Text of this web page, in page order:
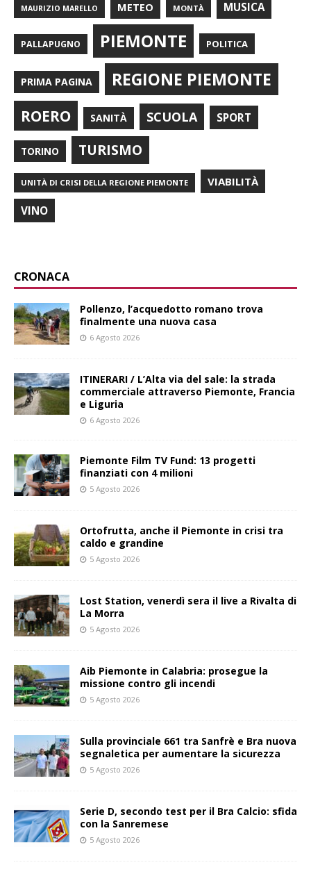
MAURIZIO MARELLO METEO MONTÀ MUSICA
PALLAPUGNO PIEMONTE POLITICA
PRIMA PAGINA REGIONE PIEMONTE
ROERO SANITÀ SCUOLA SPORT
TORINO TURISMO
UNITÀ DI CRISI DELLA REGIONE PIEMONTE VIABILITÀ
VINO
CRONACA
Pollenzo, l’acquedotto romano trova
finalmente una nuova casa
6 Agosto 2026
ITINERARI / L’Alta via del sale: la strada
commerciale attraverso Piemonte, Francia
e Liguria
6 Agosto 2026
Piemonte Film TV Fund: 13 progetti
finanziati con 4 milioni
5 Agosto 2026
Ortofrutta, anche il Piemonte in crisi tra
caldo e grandine
5 Agosto 2026
Lost Station, venerdì sera il live a Rivalta di
La Morra
5 Agosto 2026
Aib Piemonte in Calabria: prosegue la
missione contro gli incendi
5 Agosto 2026
Sulla provinciale 661 tra Sanfrè e Bra nuova
segnaletica per aumentare la sicurezza
5 Agosto 2026
Serie D, secondo test per il Bra Calcio: sfida
con la Sanremese
5 Agosto 2026